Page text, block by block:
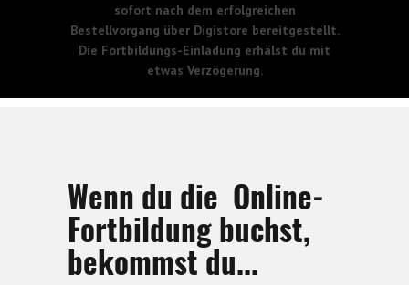
sofort nach dem erfolgreichen
Bestellvorgang über Digistore bereitgestellt.
Die Fortbildungs-Einladung erhälst du mit
etwas Verzögerung.
Wenn du die Online-
Fortbildung buchst,
bekommst du...